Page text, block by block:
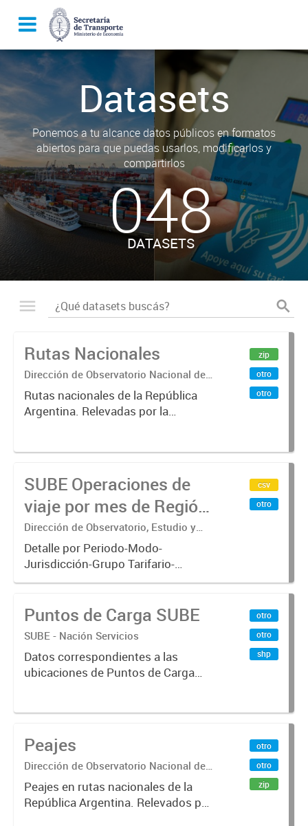
Datasets
Ponemos a tu alcance datos públicos en formatos
abiertos para que puedas usarlos, modificarlos y
compartirlos
048
DATASETS
Rutas Nacionales
Dirección de Observatorio Nacional de
Transporte
Rutas nacionales de la República
Argentina. Relevadas por la
zip
otro
otro
SUBE Operaciones de
viaje por mes de Región
Metropolitana de
Buenos Aires
Dirección de Observatorio, Estudio y
Sistemas – Ministerio de Transporte
Detalle por Periodo-Modo-
Jurisdicción-Grupo Tarifario-
Empresa-Línea-Tipo de
de viajes del sistema único de
boleto electrónico(SUBE) para el
periodo registrado...
csv
otro
Puntos de Carga SUBE
SUBE - Nación Servicios
Datos correspondientes a las
ubicaciones de Puntos de Carga
otro
otro
shp
Peajes
Dirección de Observatorio Nacional de
Transporte
Peajes en rutas nacionales de la
República Argentina. Relevados por
otro
otro
zip